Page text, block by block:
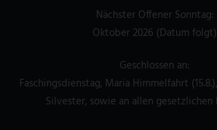
Nächster Offener Sonntag:
Oktober 2026 (Datum folgt)
Geschlossen an:
Faschingsdienstag, Maria Himmelfahrt
Silvester, sowie an allen gesetzlichen